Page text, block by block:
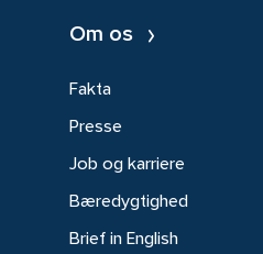
Om os
Fakta
Presse
Job og karriere
Bæredygtighed
Brief in English